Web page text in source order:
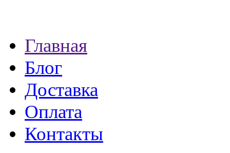
Главная
Блог
Доставка
Оплата
Контакты